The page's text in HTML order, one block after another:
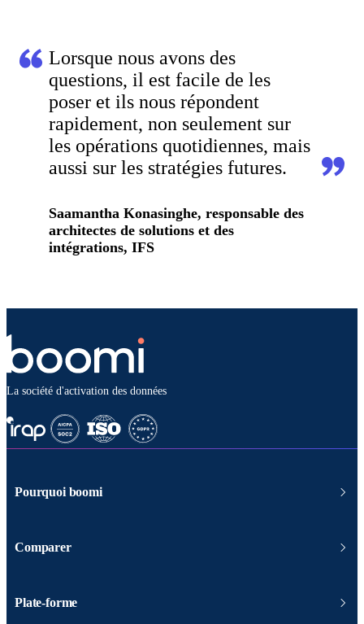
Lorsque nous avons des
questions, il est facile de les
poser et ils nous répondent
rapidement, non seulement sur
les opérations quotidiennes, mais
aussi sur les stratégies futures.
Saamantha Konasinghe, responsable des
architectes de solutions et des
intégrations, IFS
La société d'activation des données
Pourquoi boomi
Comparer
Plate-forme